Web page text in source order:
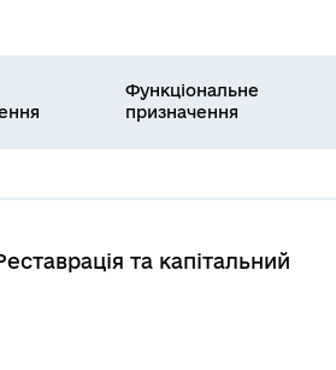
Функціональне
призначення
та капітальний